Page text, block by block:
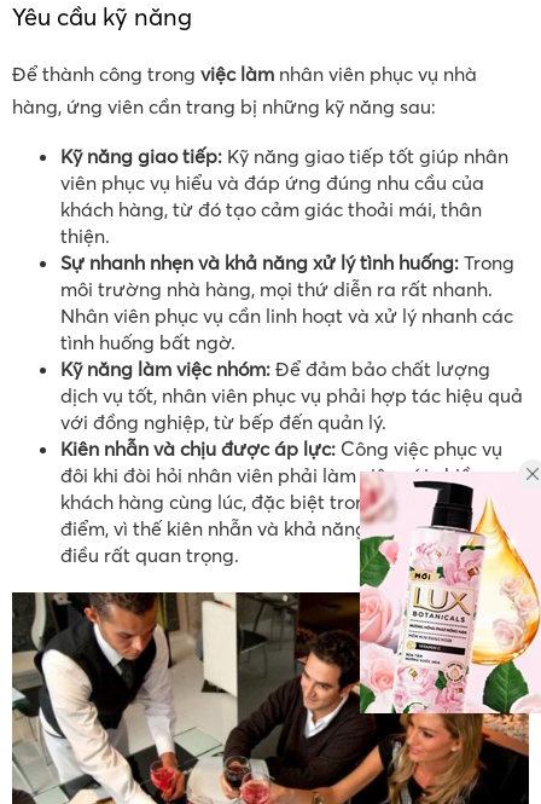
Yêu cầu kỹ năng
Để thành công trong việc làm nhân viên phục vụ nhà
hàng, ứng viên cần trang bị những kỹ năng sau:
Kỹ năng giao tiếp: Kỹ năng giao tiếp tốt giúp nhân
viên phục vụ hiểu và đáp ứng đúng nhu cầu của
khách hàng, từ đó tạo cảm giác thoải mái, thân
thiện.
Sự nhanh nhẹn và khả năng xử lý tình huống: Trong
môi trường nhà hàng, mọi thứ diễn ra rất nhanh.
Nhân viên phục vụ cần linh hoạt và xử lý nhanh các
tình huống bất ngờ.
Kỹ năng làm việc nhóm: Để đảm bảo chất lượng
dịch vụ tốt, nhân viên phục vụ phải hợp tác hiệu quả
với đồng nghiệp, từ bếp đến quản lý.
Kiên nhẫn và chịu được áp lực: Công việc phục vụ
đôi khi đòi hỏi nhân viên phải làm việc với nhiều
khách hàng cùng lúc, đặc biệt trong những giờ cao
điểm, vì thế kiên nhẫn và khả năng chịu áp lực là
điều rất quan trọng.